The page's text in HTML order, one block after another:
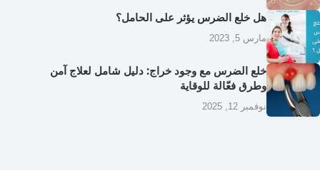
هل خلع الضرس يؤثر على الحامل؟
مارس 5, 2023
خلع الضرس مع وجود خراج: دليل شامل لعلاج آمن
وطرق فعّالة للوقاية
نوفمبر 12, 2025